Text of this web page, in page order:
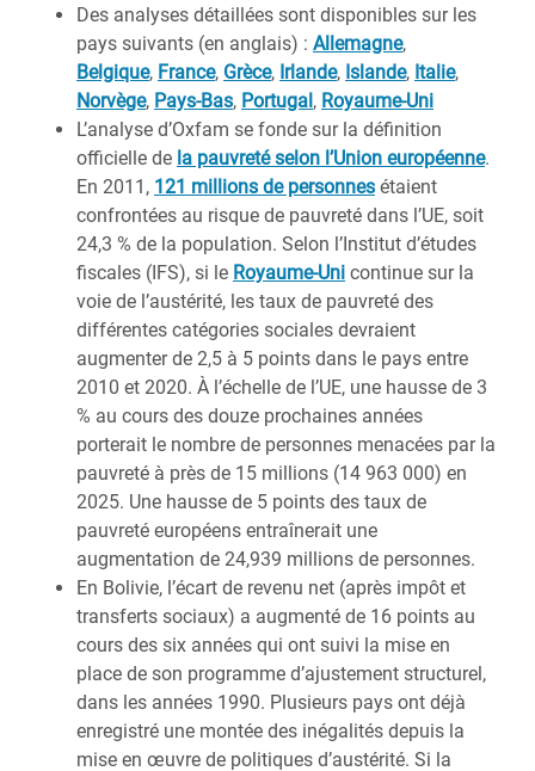
Des analyses détaillées sont disponibles sur les
pays suivants (en anglais) : Allemagne,
Belgique, France, Grèce, Irlande, Islande, Italie,
Norvège, Pays-Bas, Portugal, Royaume-Uni
L’analyse d’Oxfam se fonde sur la définition
officielle de la pauvreté selon l’Union européenne.
En 2011, 121 millions de personnes étaient
confrontées au risque de pauvreté dans l’UE, soit
24,3 % de la population. Selon l’Institut d’études
fiscales (IFS), si le Royaume-Uni continue sur la
voie de l’austérité, les taux de pauvreté des
différentes catégories sociales devraient
augmenter de 2,5 à 5 points dans le pays entre
2010 et 2020. À l’échelle de l’UE, une hausse de 3
% au cours des douze prochaines années
porterait le nombre de personnes menacées par la
pauvreté à près de 15 millions (14 963 000) en
2025. Une hausse de 5 points des taux de
pauvreté européens entraînerait une
augmentation de 24,939 millions de personnes.
En Bolivie, l’écart de revenu net (après impôt et
transferts sociaux) a augmenté de 16 points au
cours des six années qui ont suivi la mise en
place de son programme d’ajustement structurel,
dans les années 1990. Plusieurs pays ont déjà
enregistré une montée des inégalités depuis la
mise en œuvre de politiques d’austérité. Si la